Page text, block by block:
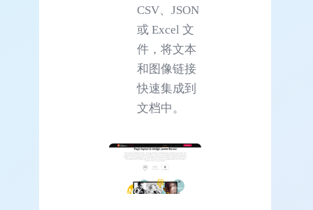
CSV、JSON
或 Excel 文
件，将文本
和图像链接
快速集成到
文档中。